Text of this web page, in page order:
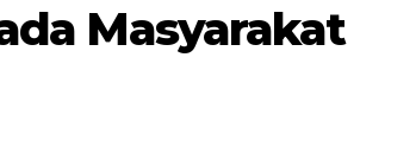
Masyarakat